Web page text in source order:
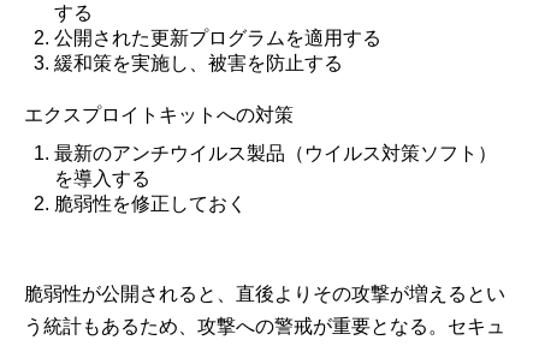
する
公開された更新プログラムを適用する
緩和策を実施し、被害を防止する
エクスプロイトキットへの対策
最新のアンチウイルス製品（ウイルス対策ソフト）
を導入する
脆弱性を修正しておく
脆弱性が公開されると、直後よりその攻撃が増えるとい
う統計もあるため、攻撃への警戒が重要となる。セキュ